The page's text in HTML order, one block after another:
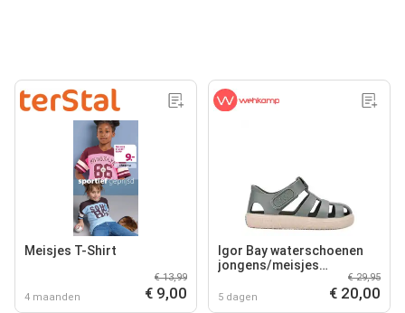
Meisjes T-Shirt
4 maanden
€ 13,99
€ 9,00
Igor Bay waterschoenen
jongens/meisjes
5 dagen
€ 29,95
€ 20,00